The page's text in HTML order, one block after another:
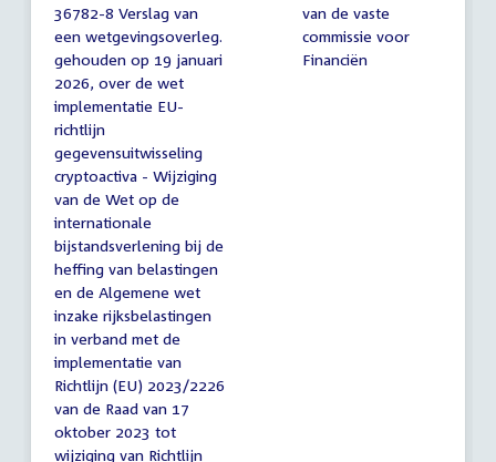
Verslag
van
een
wetgevingsoverleg
36782-8 Verslag van
een wetgevingsoverleg.
gehouden op 19 januari
2026, over de wet
implementatie EU-
richtlijn
gegevensuitwisseling
cryptoactiva - Wijziging
van de Wet op de
internationale
bijstandsverlening bij de
heffing van belastingen
en de Algemene wet
inzake rijksbelastingen
in verband met de
implementatie van
Richtlijn (EU) 2023/2226
van de Raad van 17
oktober 2023 tot
wijziging van Richtlijn
van de vaste
commissie voor
Financiën